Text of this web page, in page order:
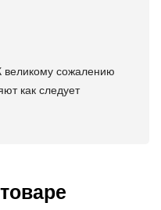
сожалению
как следует